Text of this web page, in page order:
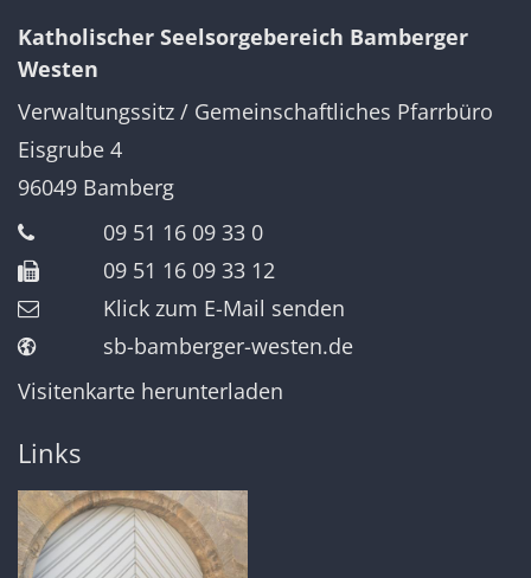
Katholischer Seelsorgebereich Bamberger
Westen
Verwaltungssitz / Gemeinschaftliches Pfarrbüro
Eisgrube 4
96049 Bamberg
09 51 16 09 33 0
09 51 16 09 33 12
Klick zum E-Mail senden
sb-bamberger-westen.de
Visitenkarte herunterladen
Links